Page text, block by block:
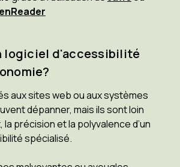
logiciel d'accessibilité
aux sites web ou aux systèmes
dépanner, mais ils sont loin
la précision et la polyvalence d’un
spécialisé.